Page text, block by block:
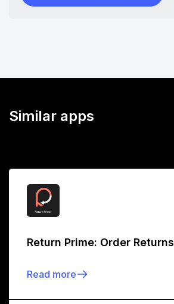
Similar apps
Return Prime: Order Returns
Read more